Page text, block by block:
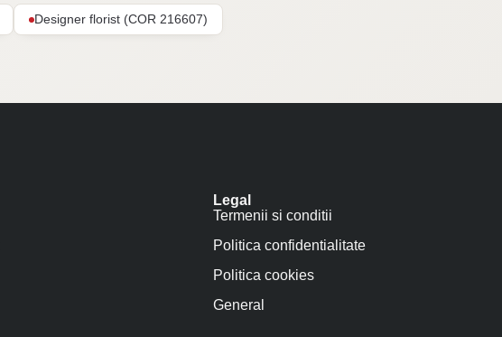
Designer florist (COR 216607)
Legal
Termenii si conditii
Politica confidentialitate
Politica cookies
General